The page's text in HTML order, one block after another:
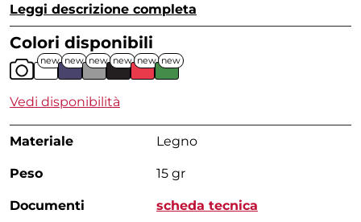
Leggi descrizione completa
Colori disponibili
new new new new new new
Vedi disponibilità
Materiale Legno
Peso 15 gr
Documenti scheda tecnica